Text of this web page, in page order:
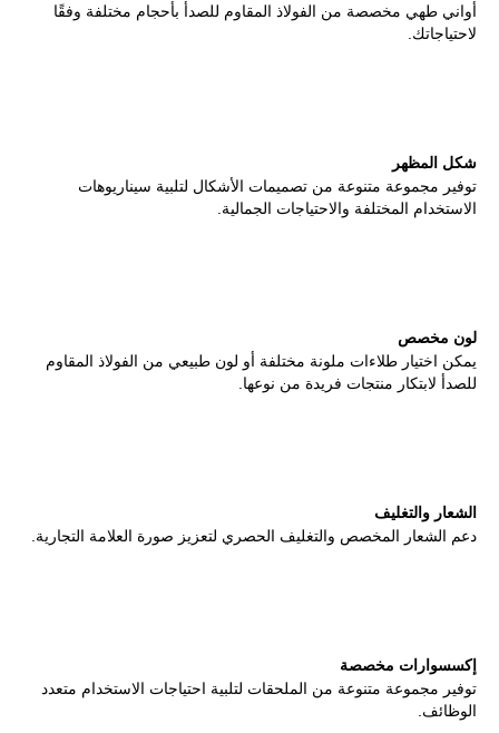
أواني طهي مخصصة من الفولاذ المقاوم للصدأ بأحجام مختلفة وفقًا
لاحتياجاتك.
شكل المظهر
توفير مجموعة متنوعة من تصميمات الأشكال لتلبية سيناريوهات
الاستخدام المختلفة والاحتياجات الجمالية.
لون مخصص
يمكن اختيار طلاءات ملونة مختلفة أو لون طبيعي من الفولاذ المقاوم
للصدأ لابتكار منتجات فريدة من نوعها.
الشعار والتغليف
دعم الشعار المخصص والتغليف الحصري لتعزيز صورة العلامة التجارية.
إكسسوارات مخصصة
توفير مجموعة متنوعة من الملحقات لتلبية احتياجات الاستخدام متعدد
الوظائف.